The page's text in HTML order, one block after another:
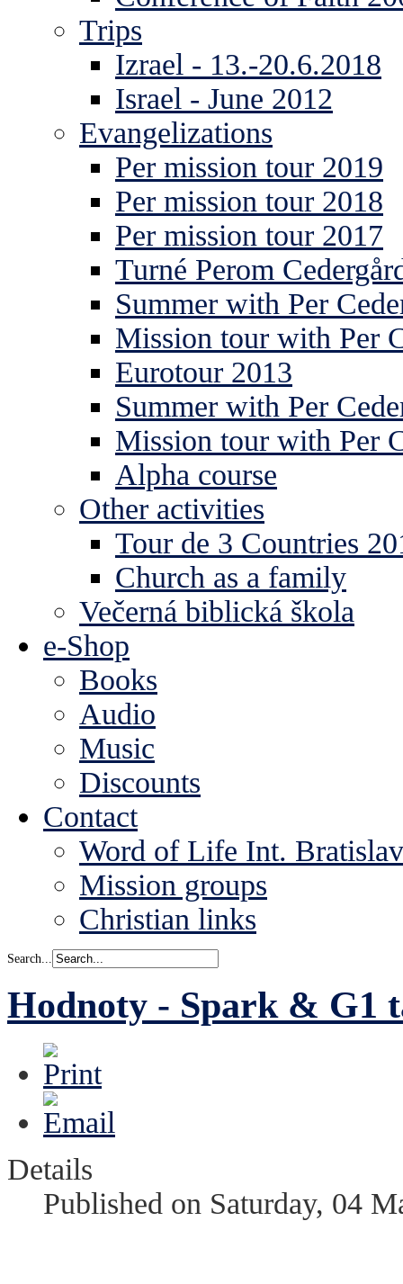
Trips
Izrael - 13.-20.6.2018
Israel - June 2012
Evangelizations
Per mission tour 2019
Per mission tour 2018
Per mission tour 2017
Turné Perom
Summer with Per
Mission tour with Per
Eurotour 2013
Summer with Per
Mission tour with Per
Alpha course
Other activities
Tour de 3 Countries
Church as a family
Večerná biblická škola
e-Shop
Books
Audio
Music
Discounts
Contact
Word of Life Int.
Mission groups
Christian links
Search...
Hodnoty - Spark & G1
Details
Published on Saturday, 04